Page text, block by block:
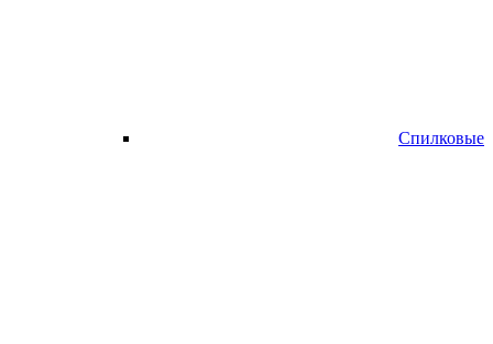
Спилковые